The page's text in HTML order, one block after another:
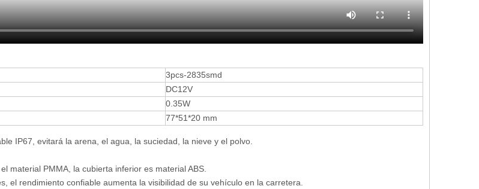
3pcs-2835smd
DC12V
0.35W
77*51*20 mm
IP67, evitará la arena, el agua, la suciedad, la nieve y el polvo.
material PMMA, la cubierta inferior es material ABS.
el rendimiento confiable aumenta la visibilidad de su vehículo en la carretera.